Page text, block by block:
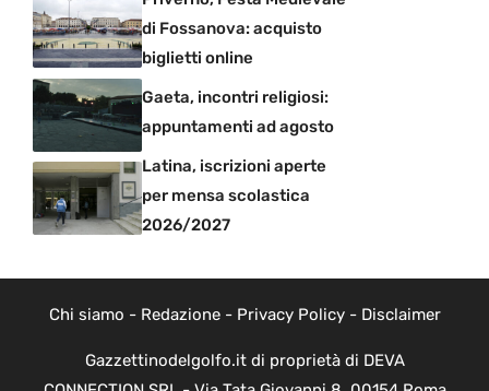
di Fossanova: acquisto
biglietti online
Gaeta, incontri religiosi:
appuntamenti ad agosto
Latina, iscrizioni aperte
per mensa scolastica
2026/2027
Chi siamo - Redazione- Privacy Policy- Disclaimer
Gazzettinodelgolfo.it di proprietà di DEVA